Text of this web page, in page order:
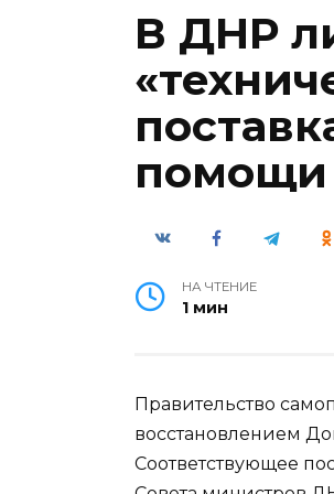
В ДНР
НА ЧТЕНИЕ
1 мин
Правительство
восстановлением
Соответствующее